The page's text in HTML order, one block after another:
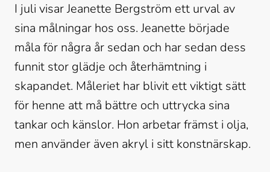
I juli visar Jeanette Bergström ett urval av
sina målningar hos oss. Jeanette började
måla för några år sedan och har sedan dess
funnit stor glädje och återhämtning i
skapandet. Måleriet har blivit ett viktigt sätt
för henne att må bättre och uttrycka sina
tankar och känslor. Hon arbetar främst i olja,
men använder även akryl i sitt konstnärskap.